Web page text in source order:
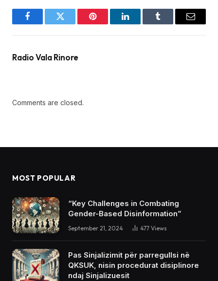
FacebookTwitter Pinterest LinkedInTumblr Email
Radio Vala Rinore
Comments are closed.
MOST POPULAR
“Key Challenges in Combating
Gender-Based Disinformation”
September 21, 2024 477 Views
Pas Sinjalizimit për parregullsi në
QKSUK, nisin procedurat disiplinore
ndaj Sinjalizuesit